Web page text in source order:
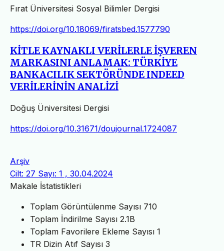
Fırat Üniversitesi Sosyal Bilimler Dergisi
https://doi.org/10.18069/firatsbed.1577790
KİTLE KAYNAKLI VERİLERLE İŞVEREN
MARKASINI ANLAMAK: TÜRKİYE
BANKACILIK SEKTÖRÜNDE INDEED
VERİLERİNİN ANALİZİ
Doğuş Üniversitesi Dergisi
https://doi.org/10.31671/doujournal.1724087
Arşiv
Cilt: 27 Sayı: 1 , 30.04.2024
Makale İstatistikleri
Toplam Görüntülenme Sayısı 710
Toplam İndirilme Sayısı 2.1B
Toplam Favorilere Ekleme Sayısı 1
TR Dizin Atıf Sayısı 3